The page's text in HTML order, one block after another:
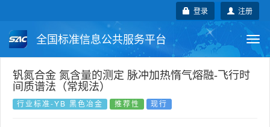
注册
登录
全国标准信息公共服务平台
国家标准 行业标准 地方标准
团体标准 企业标准
钒氮合金 氮含量的测定 脉冲加热惰气熔融-飞行时
间质谱法（常规法）
行业标准-YB 黑色冶金 推荐性 现行